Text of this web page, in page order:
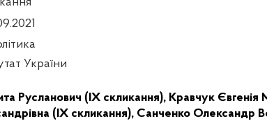
України
Русланович (IX скликання), Кравчук Євгенія
(IX скликання), Санченко Олександр